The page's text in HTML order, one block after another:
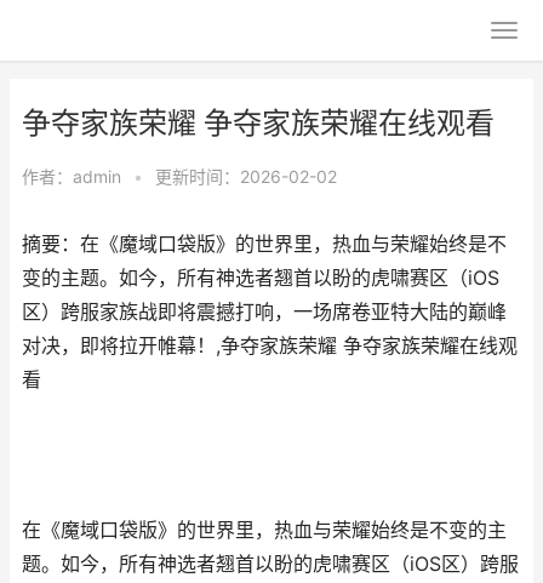
争夺家族荣耀 争夺家族荣耀在线观看
作者： admin • 更新时间：2026-02-02
摘要：在《魔域口袋版》的世界里，热血与荣耀始终是不
变的主题。如今，所有神选者翘首以盼的虎啸赛区（iOS
区）跨服家族战即将震撼打响，一场席卷亚特大陆的巅峰
对决，即将拉开帷幕！,争夺家族荣耀 争夺家族荣耀在线观
看
在《魔域口袋版》的世界里，热血与荣耀始终是不变的主
题。如今，所有神选者翘首以盼的虎啸赛区（iOS区）跨服